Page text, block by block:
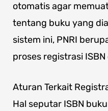
otomatis agar
tentang buku yang
sistem ini, PNRI
proses registrasi
Aturan Terkait
Hal seputar ISBN